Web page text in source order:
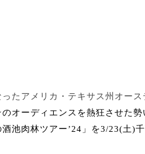
たアメリカ・テキサス州オース
のオーディエンスを熱狂させた勢
池肉林ツアー’24」を3/23(土)